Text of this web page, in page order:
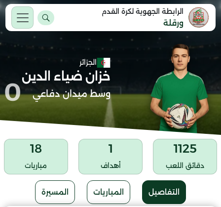
الرابطة الجهوية لكرة القدم
ورقلة
الجزائر
خزان ضياء الدين
وسط ميدان دفاعي 0
1125
دقائق اللعب
1
أهداف
18
مباريات
التفاصيل المباريات المسيرة